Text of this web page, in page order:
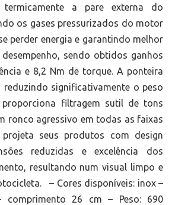
termicamente a pare externa do
os gases pressurizados do motor
perder energia e garantindo melhor
sendo obtidos ganhos
e 8,2 Nm de torque. A ponteira
reduzindo significativamente o peso
filtragem sutil de tons
ronco agressivo em todas as faixas
seus produtos com design
reduzidas e excelência dos
resultando num visual limpo e
– Cores disponíveis: inox –
comprimento 26 cm – Peso: 690